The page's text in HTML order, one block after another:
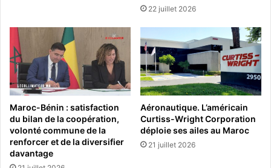
22 juillet 2026
Maroc-Bénin : satisfaction
du bilan de la coopération,
volonté commune de la
renforcer et de la diversifier
davantage
Aéronautique. L’américain
Curtiss-Wright Corporation
déploie ses ailes au Maroc
21 juillet 2026